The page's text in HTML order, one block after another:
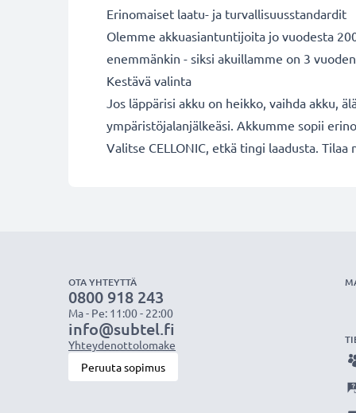
Erinomaiset laatu- ja turvallisuusstandardit
Olemme akkuasiantuntijoita jo vuodesta
enemmänkin - siksi akuillamme on 3 vuoden
Kestävä valinta
Jos läppärisi akku on heikko, vaihda akku,
ympäristöjalanjälkeäsi. Akkumme sopii
Valitse CELLONIC, etkä tingi laadusta. Tilaa
OTA YHTEYTTÄ
0800 918 243
Ma - Pe: 11:00 - 22:00
info@subtel.fi
Yhteydenottolomake
Peruuta sopimus